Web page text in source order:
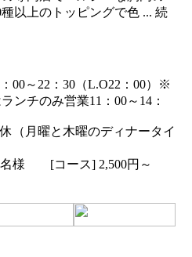
以上のトッピングで色 ... 続
00～22：30（L.O22：00）※
ンチのみ営業11：00～14：
（月曜と木曜のディナータイ
名様 [コース] 2,500円～